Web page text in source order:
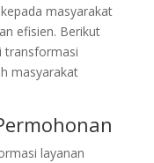
masyarakat
efisien. Berikut
transformasi
masyarakat
layanan